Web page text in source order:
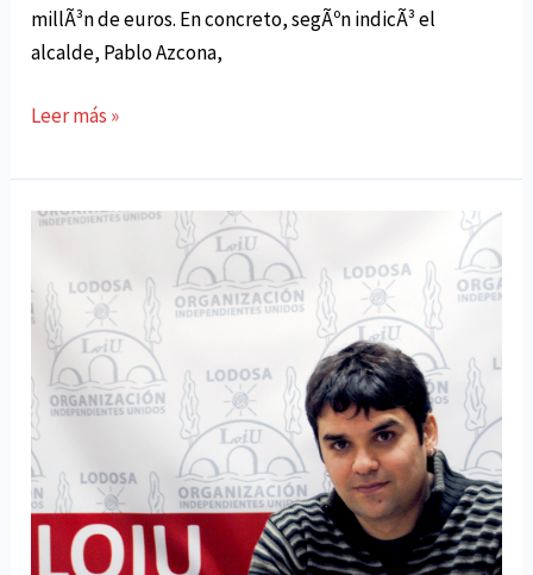
millÃ³n de euros. En concreto, segÃºn indicÃ³ el
alcalde, Pablo Azcona,
Lodosa
2014
con
de
un
millÃ³n
de
remanente
Leer más »